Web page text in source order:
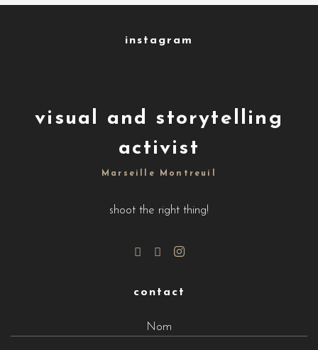
instagram
visual and storytelling
activist
Marseille Montreuil
shoot the right thing!
contact